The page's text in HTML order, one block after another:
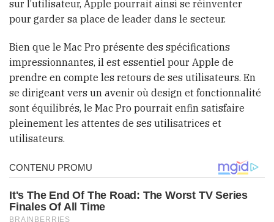
sur l’utilisateur, Apple pourrait ainsi se réinventer
pour garder sa place de leader dans le secteur.
Bien que le Mac Pro présente des spécifications
impressionnantes, il est essentiel pour Apple de
prendre en compte les retours de ses utilisateurs. En
se dirigeant vers un avenir où design et fonctionnalité
sont équilibrés, le Mac Pro pourrait enfin satisfaire
pleinement les attentes de ses utilisatrices et
utilisateurs.